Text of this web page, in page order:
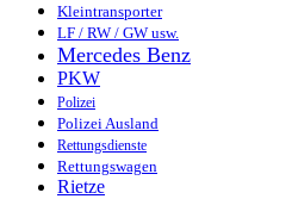
Kleintransporter
LF / RW / GW usw.
Mercedes Benz
PKW
Polizei
Polizei Ausland
Rettungsdienste
Rettungswagen
Rietze